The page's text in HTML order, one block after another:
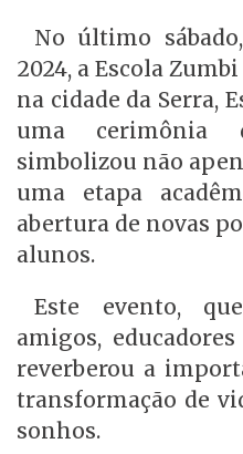
No último
2024, a Escola
na cidade da Serra,
uma cerimônia
simbolizou não
uma etapa
abertura de novas
alunos.
Este evento,
amigos,
reverberou a
transformação de
sonhos.